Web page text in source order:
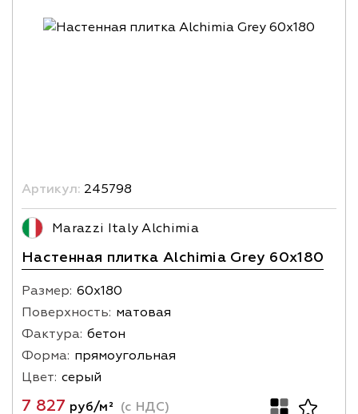
Артикул: 245798
Marazzi Italy Alchimia
Настенная плитка Alchimia Grey 60x180
Размер: 60х180
Поверхность: матовая
Фактура: бетон
Форма: прямоугольная
Цвет: серый
7 827 руб/м² (с НДС)